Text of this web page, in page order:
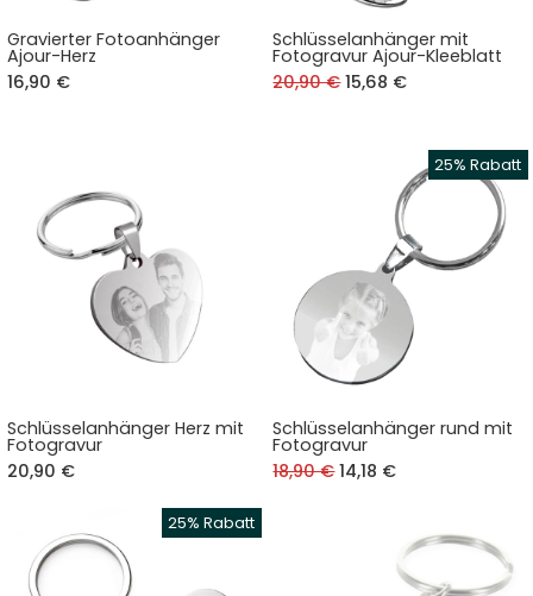
Gravierter Fotoanhänger
Ajour-Herz
16,90 €
Schlüsselanhänger mit
Fotogravur Ajour-Kleeblatt
20,90 €15,68 €
Schlüsselanhänger Herz mit
Fotogravur
20,90 €
Schlüsselanhänger rund mit
Fotogravur
18,90 €14,18 €